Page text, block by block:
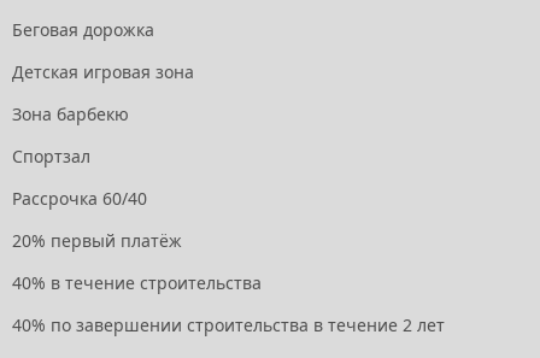
Беговая дорожка
Детская игровая зона
Зона барбекю
Спортзал
Рассрочка 60/40
20% первый платёж
40% в течение строительства
40% по завершении строительства в течение 2 лет